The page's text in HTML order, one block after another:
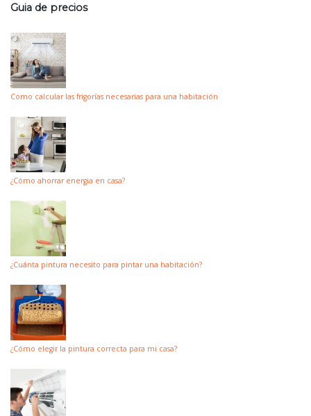
Guia de precios
Como calcular las frigorías necesarias para una habitación
¿Cómo ahorrar energia en casa?
¿Cuánta pintura necesito para pintar una habitación?
¿Cómo elegir la pintura correcta para mi casa?